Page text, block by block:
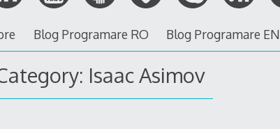
Blog Programare RO Blog Programare EN
Isaac Asimov